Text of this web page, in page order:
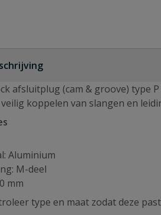
afsluitplug (cam & groove) type
koppelen van slangen en
Aluminium
M-deel
mm
type en maat zodat deze